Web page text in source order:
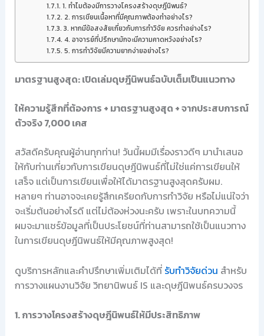
1. ทำไมต้องมีการวางโครงสร้างดุษฎีนิพนธ์?
2. การเขียนเนื้อหาที่มีคุณภาพต้องทำอย่างไร?
3. หากมีข้อสงสัยเกี่ยวกับการทำวิจัย ควรทำอย่างไร?
4. อาจารย์ที่ปรึกษามักจะมีความคาดหวังอย่างไร?
5. การทำวิจัยมีความยากง่ายอย่างไร?
มาตรฐานสูงสุด: เปิดเล่มดุษฎีนิพนธ์ฉบับเต็มเป็นแนวทาง
ให้ความรู้สึกที่ต้องการ + มาตรฐานสูงสุด + จากประสบการณ์
ตัวจริง 7,000 เคส
สวัสดีครับคุณผู้อ่านทุกท่าน! วันนี้ผมมีเรื่องราวดีๆ มานำเสนอ
ให้กับท่านเกี่ยวกับการเขียนดุษฎีนิพนธ์ที่ไม่ใช่แค่การเขียนให้
เสร็จ แต่เป็นการเขียนเพื่อให้ได้มาตรฐานสูงสุดครับผม.
หลายๆ ท่านอาจจะเคยรู้สึกเครียดกับการทำวิจัย หรือไม่แน่ใจว่า
จะเริ่มต้นอย่างไรดี แต่ไม่ต้องห่วงนะครับ เพราะในบทความนี้
ผมจะมาแชร์ข้อมูลที่เป็นประโยชน์ที่ท่านสามารถใช้เป็นแนวทาง
ในการเขียนดุษฎีนิพนธ์ให้มีคุณภาพสูงสุด!
ดูบริการหลักและคำปรึกษาเพิ่มเติมได้ที่ รับทำวิจัยด่วน สำหรับ
การวางแผนงานวิจัย วิทยานิพนธ์ IS และดุษฎีนิพนธ์ครบวงจร
1. การวางโครงสร้างดุษฎีนิพนธ์ให้มีประสิทธิภาพ